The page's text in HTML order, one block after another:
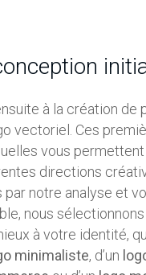
à la création de
vectoriel. Ces
vous permettent
directions
notre analyse et
nous
à votre identité,
minimaliste, d’un